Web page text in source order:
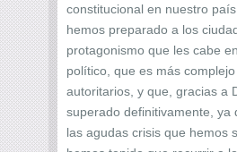
constitucional en nuestro
hemos preparado a los
protagonismo que les cabe
político, que es más
autoritarios, y que, gracias a
superado definitivamente, ya
las agudas crisis que hemos